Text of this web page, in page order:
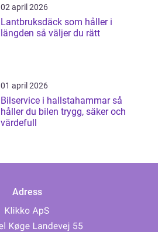
02 april 2026
Lantbruksdäck som håller i
längden så väljer du rätt
01 april 2026
Bilservice i hallstahammar så
håller du bilen trygg, säker och
värdefull
Adress